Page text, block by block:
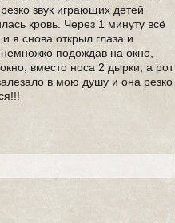
звук играющих детей
кровь. Через 1 минуту всё
я снова открыл глаза и
подождав на окно,
вместо носа 2 дырки, а рот
в мою душу и она резко